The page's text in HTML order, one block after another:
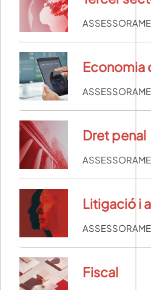
Economia
Dret penal
Litigació i
Fiscal